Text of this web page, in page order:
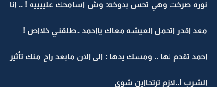
نوره صرخت وهي تحس بدوخه: وش اسامحك علييييه ! .. انا
معد اقدر اتحمل العيشه معاك يااحمد ..طلقنـي خلااص !
احمد تقدم لها .. ومسك يدها : الى الان مابعد راح منك تأثير
الشرب !..لازم ترتحااين شوي